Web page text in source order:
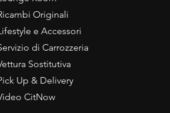
Originali
e Accessori
di Carrozzeria
Sostitutiva
Up & Delivery
CitNow